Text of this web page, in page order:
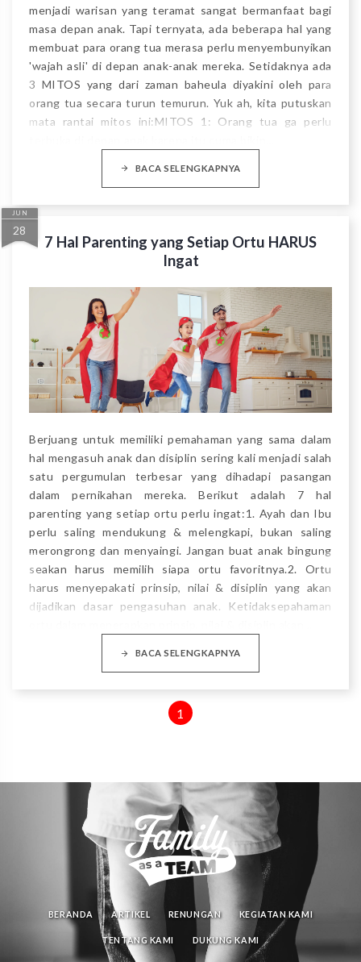
menjadi warisan yang teramat sangat bermanfaat bagi
masa depan anak. Tapi ternyata, ada beberapa hal yang
membuat para orang tua merasa perlu menyembunyikan
'wajah asli' di depan anak-anak mereka. Setidaknya ada
3 MITOS yang dari zaman baheula diyakini oleh para
orang tua secara turun temurun. Yuk ah, kita putuskan
mata rantai mitos ini:MITOS 1: Orang tua ga perlu
BACA SELENGKAPNYA
JUN
28
7 Hal Parenting yang Setiap Ortu HARUS
Ingat
Berjuang untuk memiliki pemahaman yang sama dalam
hal mengasuh anak dan disiplin sering kali menjadi salah
satu pergumulan terbesar yang dihadapi pasangan
dalam pernikahan mereka. Berikut adalah 7 hal
parenting yang setiap ortu perlu ingat:1. Ayah dan Ibu
perlu saling mendukung & melengkapi, bukan saling
merongrong dan menyaingi. Jangan buat anak bingung
seakan harus memilih siapa ortu favoritnya.2. Ortu
harus menyepakati prinsip, nilai & disiplin yang akan
dijadikan dasar pengasuhan anak. Ketidaksepahaman
BACA SELENGKAPNYA
1
BERANDA ARTIKEL RENUNGAN KEGIATAN KAMI
TENTANG KAMI DUKUNG KAMI